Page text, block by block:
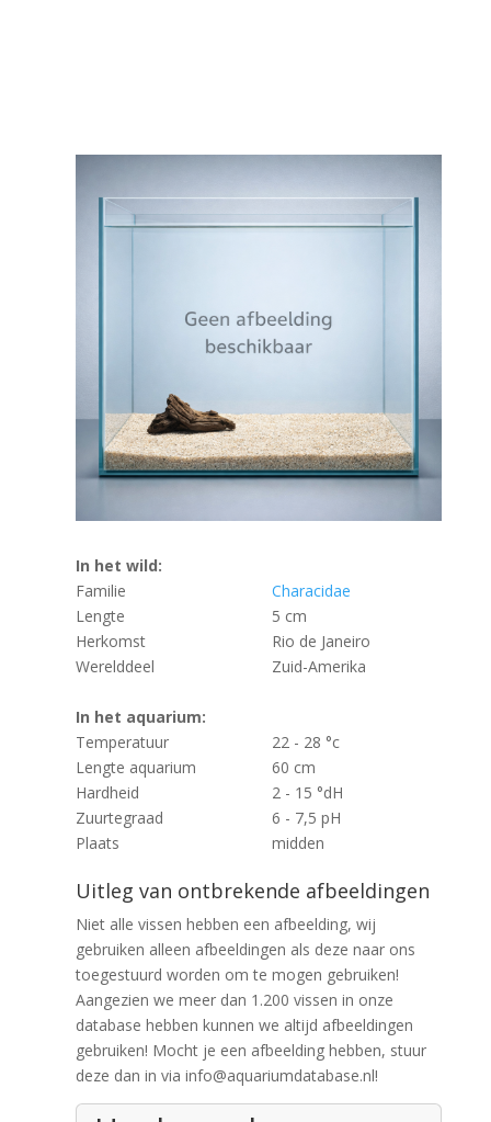
In het wild:
Familie
Characidae
Lengte
5 cm
Herkomst
Rio de Janeiro
Werelddeel
Zuid-Amerika
In het aquarium:
Temperatuur
22 - 28 °c
Lengte aquarium
60 cm
Hardheid
2 - 15 °dH
Zuurtegraad
6 - 7,5 pH
Plaats
midden
Uitleg van ontbrekende afbeeldingen
Niet alle vissen hebben een afbeelding, wij
gebruiken alleen afbeeldingen als deze naar ons
toegestuurd worden om te mogen gebruiken!
Aangezien we meer dan 1.200 vissen in onze
database hebben kunnen we altijd afbeeldingen
gebruiken! Mocht je een afbeelding hebben, stuur
deze dan in via info@aquariumdatabase.nl!